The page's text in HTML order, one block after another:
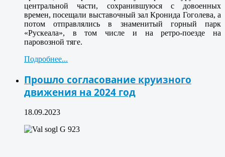
центральной части, сохранившуюся с довоенных
времен, посещали выставочный зал Кронида Гоголева, а
потом отправлялись в знаменитый горный парк
«Рускеала», в том числе и на ретро-поезде на
паровозной тяге.
Подробнее...
Прошло согласование круизного
движения на 2024 год
18.09.2023